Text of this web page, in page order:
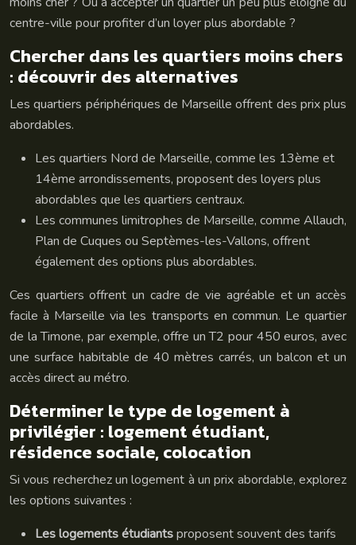
centre-ville pour profiter d’un loyer plus abordable ?
Chercher dans les quartiers moins chers
: découvrir des alternatives
Les quartiers périphériques de Marseille offrent des prix plus
abordables.
Les quartiers Nord de Marseille, comme les 13ème et
14ème arrondissements, proposent des loyers plus
abordables que les quartiers centraux.
Les communes limitrophes de Marseille, comme Allauch,
Plan de Cuques ou Septèmes-les-Vallons, offrent
également des options plus abordables.
Ces quartiers offrent un cadre de vie agréable et un accès
facile à Marseille via les transports en commun. Le quartier
de la Timone, par exemple, offre un T2 pour 450 euros, avec
une surface habitable de 40 mètres carrés, un balcon et un
accès direct au métro.
Déterminer le type de logement à
privilégier : logement étudiant,
résidence sociale, colocation
Si vous recherchez un logement à un prix abordable, explorez
les options suivantes :
Les logements étudiantsproposent souvent des tarifs